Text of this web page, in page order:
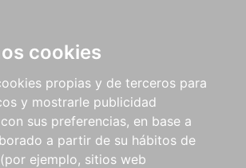
cookies
propias y de terceros para
y mostrarle publicidad
sus preferencias, en base a
a partir de su hábitos de
ejemplo, sitios web